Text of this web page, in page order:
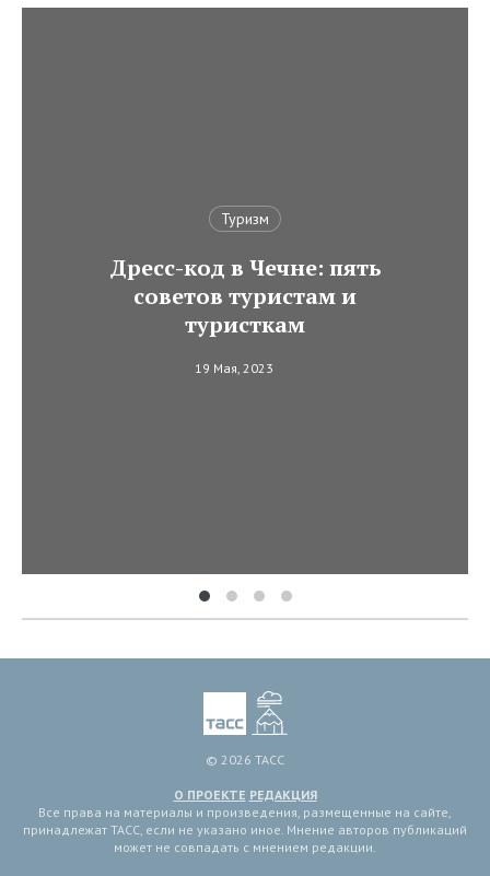
Туризм
Дресс-код в Чечне: пять
советов туристам и
туристкам
19 Мая, 2023
© 2026 ТАСС
О ПРОЕКТЕ РЕДАКЦИЯ
Все права на материалы и произведения, размещенные на сайте,
принадлежат ТАСС, если не указано иное. Мнение авторов публикаций
может не совпадать с мнением редакции.